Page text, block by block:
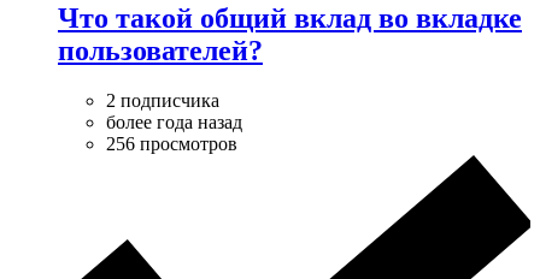
Что такой общий вклад во вкладке
пользователей?
2 подписчика
более года назад
256 просмотров